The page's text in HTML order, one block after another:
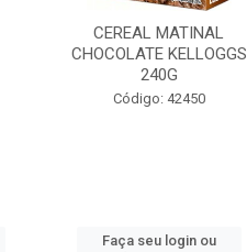
CEREAL MATINAL
CHOCOLATE KELLOGGS
240G
Código: 42450
Faça seu login ou